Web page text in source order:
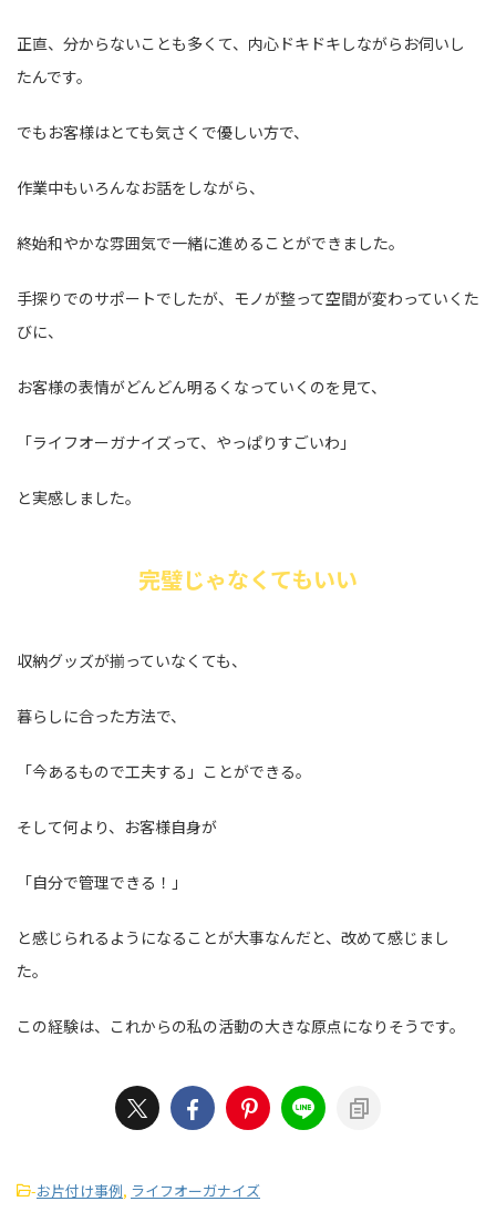
正直、分からないことも多くて、内心ドキドキしながらお伺いし
たんです。
でもお客様はとても気さくで優しい方で、
作業中もいろんなお話をしながら、
終始和やかな雰囲気で一緒に進めることができました。
手探りでのサポートでしたが、モノが整って空間が変わっていくた
びに、
お客様の表情がどんどん明るくなっていくのを見て、
「ライフオーガナイズって、やっぱりすごいわ」
と実感しました。
完璧じゃなくてもいい
収納グッズが揃っていなくても、
暮らしに合った方法で、
「今あるもので工夫する」ことができる。
そして何より、お客様自身が
「自分で管理できる！」
と感じられるようになることが大事なんだと、改めて感じまし
た。
この経験は、これからの私の活動の大きな原点になりそうです。
-お片付け事例, ライフオーガナイズ